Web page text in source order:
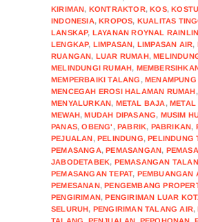
KIRIMAN, KONTRAKTOR,KOS,
INDONESIA,KROPOS, KUALITAS
LANSKAP, LAYANAN ROYNAL
LENGKAP, LIMPASAN, LIMPASAN AIR,
RUANGAN, LUAR RUMAH,
MELINDUNGI RUMAH,
MEMPERBAIKI TALANG ,MENAMPUNG
MENCEGAH EROSI HALAMAN RUMAH,
MENYALURKAN, METAL BAJA,METAL
MEWAH,MUDAH DIPASANG, MUSIM
PANAS,OBENG' ,PABRIK, PABRIKAN,
PEJUALAN,PELINDUNG,PELINDUNG
PEMASANGA,PEMASANGAN,
JABODETABEK, PEMASANGAN
PEMASANGAN TEPAT, PEMBUANGAN
PEMESANAN,PENGEMBANG
PENGIRIMAN,PENGIRIMAN LUAR
SELURUH, PENGIRIMAN TALANG AIR,